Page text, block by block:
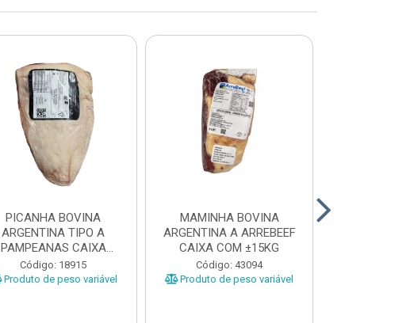
PICANHA BOVINA
ARGENTINA TIPO A
PAMPEANAS CAIXA
±20KG PEÇAS ...
Código: 18915
Produto de peso variável
MAMINHA BOVINA
ARGENTINA A ARREBEEF
CAIXA COM ±15KG
Código: 43094
Produto de peso variável